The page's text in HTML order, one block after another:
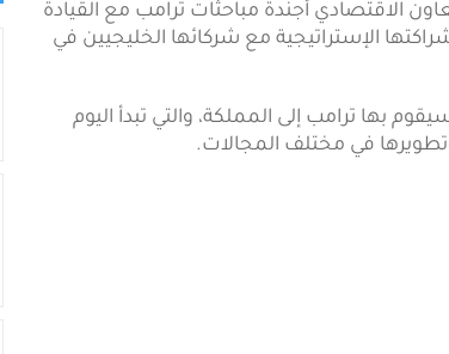
والتعاون الاقتصادي أجندة مباحثات ترامب مع القيادة
الإستراتيجية مع شركائها الخليجيين في
بها ترامب إلى المملكة، والتي تبدأ اليوم
وتطويرها في مختلف المجالات.